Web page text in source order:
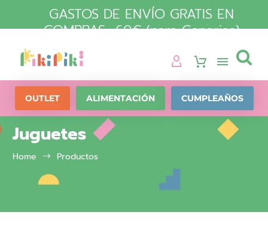
GASTOS DE ENVÍO GRATIS EN
COMPRAS +60€ (para Canarias)

OUTLET ALIMENTACIÓN CUMPLEAÑOS
Juguetes
Home Productos